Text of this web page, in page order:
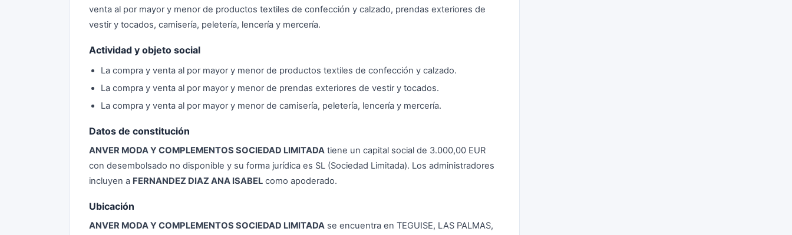
venta al por mayor y menor de productos textiles de confección y calzado, prendas exteriores de
vestir y tocados, camisería, peletería, lencería y mercería.
Actividad y objeto social
La compra y venta al por mayor y menor de productos textiles de confección y calzado.
La compra y venta al por mayor y menor de prendas exteriores de vestir y tocados.
La compra y venta al por mayor y menor de camisería, peletería, lencería y mercería.
Datos de constitución
ANVER MODA Y COMPLEMENTOS SOCIEDAD LIMITADA tiene un capital social de 3.000,00 EUR
con desembolsado no disponible y su forma jurídica es SL (Sociedad Limitada). Los administradores
incluyen a FERNANDEZ DIAZ ANA ISABEL como apoderado.
Ubicación
ANVER MODA Y COMPLEMENTOS SOCIEDAD LIMITADA se encuentra en TEGUISE, LAS PALMAS,